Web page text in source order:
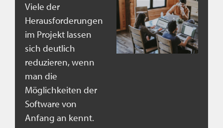
Viele der
Herausforderungen
im Projekt lassen
sich deutlich
reduzieren, wenn
man die
Möglichkeiten der
Software von
Anfang an kennt.